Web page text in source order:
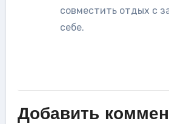
совместить отдых с
себе.
Добавить